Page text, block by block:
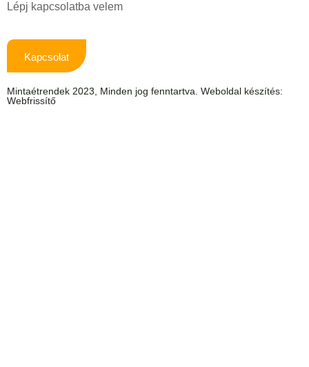
Lépj kapcsolatba velem
Kapcsolat
Mintaétrendek 2023, Minden jog fenntartva. Weboldal készítés:
Webfrissítő